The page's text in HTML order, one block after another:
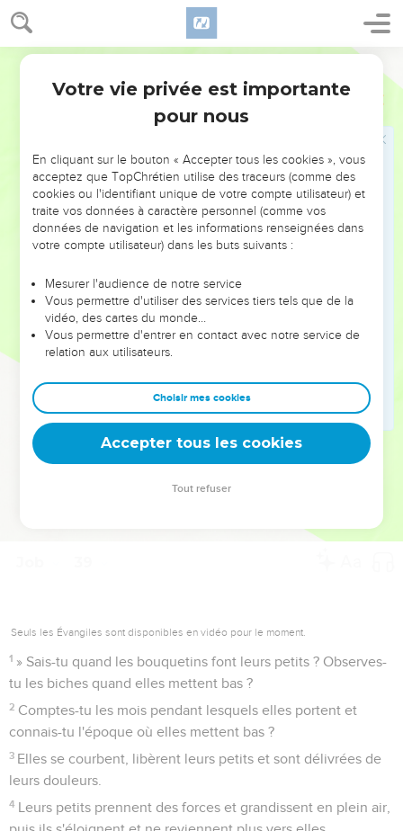
NE MANQUEZ PAS L’ÉVÉNEMENT
DE L’ANNÉE !
ET SI LEURS ERREURS POUVAIENT VOUS ÉVITER LES
VOTRES ?
leur foi ou leur vision. Mais on voit moins les doutes, les erreurs
et les saisons difficiles qu'ils ont traversés, alors même que ce
sont elles qui les ont façonnés.
Dans cette conférence, leaders, entrepreneurs, et responsables
clés pour avancer avec plus de sagesse afin que leurs erreurs
deviennent vos tremplins. Que vous guidiez un ministère, une
équipe, un groupe ou une famille, leur expérience est faite
Seuls les Évangiles sont disponibles en vidéo pour le moment.
1 » Sais-tu quand les bouquetins font leurs petits ? Observes-
tu les biches quand elles mettent bas ?
2 Comptes-tu les mois pendant lesquels elles portent et
connais-tu l'époque où elles mettent bas ?
3 Elles se courbent, libèrent leurs petits et sont délivrées de
leurs douleurs.
4 Leurs petits prennent des forces et grandissent en plein air,
Votre vie privée est importante
pour nous
En cliquant sur le bouton « Accepter tous les cookies », vous
acceptez que TopChrétien utilise des traceurs (comme des
cookies ou l'identifiant unique de votre compte utilisateur) et
traite vos données à caractère personnel (comme vos
données de navigation et les informations renseignées dans
votre compte utilisateur) dans les buts suivants :
Mesurer l'audience de notre service
Vous permettre d'utiliser des services tiers tels que de la
vidéo, des cartes du monde…
Vous permettre d'entrer en contact avec notre service de
relation aux utilisateurs.
Choisir mes cookies
Accepter tous les cookies
Tout refuser